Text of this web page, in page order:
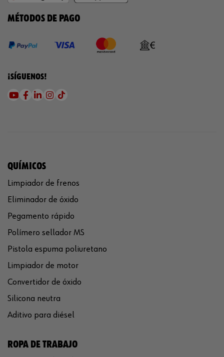
MÉTODOS DE PAGO
¡SÍGUENOS!
QUÍMICOS
Limpiador de frenos
Eliminador de óxido
Pegamento rápido
Polímero sellador MS
Pistola espuma poliuretano
Limpiador de motor
Convertidor de óxido
Silicona neutra
Aditivo para diésel
ROPA DE TRABAJO